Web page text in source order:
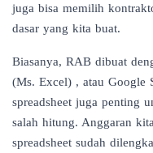
juga bisa memilih
dasar yang kita buat.
Biasanya, RAB dibuat
(Ms. Excel) , atau Google
spreadsheet juga penting
salah hitung. Anggaran
spreadsheet sudah